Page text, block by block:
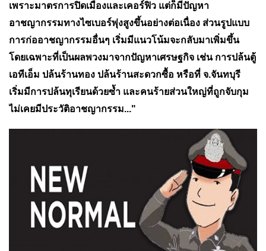
เพราะมาตรการปิดเมืองและเคอร์ฟิว แต่ก็มีปัญหา
อาชญากรรมทางไซเบอร์พุ่งสูงขึ้นอย่างต่อเนื่อง ส่วนรูปแบบ
การก่ออาชญากรรมอื่นๆ เริ่มมีแนวโน้มจะกลับมาเพิ่มขึ้น
โดยเฉพาะที่เป็นผลพวงมาจากปัญหาเศรษฐกิจ เช่น การปล้นตู้
เอทีเอ็ม ปล้นร้านทอง ปล้นร้านสะดวกซื้อ หรือที่ จ.จันทบุรี
เริ่มมีการปล้นทุเรียนด้วยซ้ำ และคนร้ายส่วนใหญ่ที่ถูกจับกุม
ไม่เคยมีประวัติอาชญากรรม..."